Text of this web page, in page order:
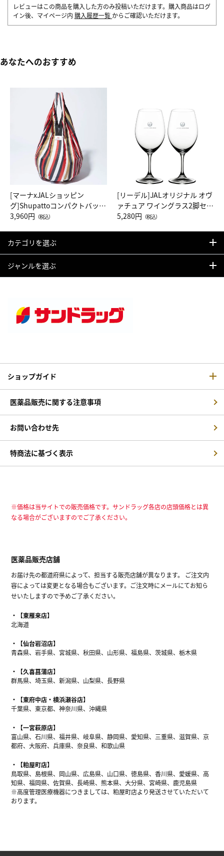
レビューはこの商品を購入した方のみ投稿いただけます。購入商品はログ
イン後、マイページ内 購入履歴一覧 からご確認いただけます。
あなたへのおすすめ
[マーナxJALショッピン
グ]Shupattoコンパクトバッグ
Drop JAL客室乗務員（LC）ス
3,960円 （税込）
[リーデル]JALオリジナル オヴ
ァチュア ワイングラス2脚セッ
ト（レッドワイン）
5,280円 （税込）
カテゴリを選ぶ
ジャンルを選ぶ
ショップガイド
医薬品販売に関する注意事項
お問い合わせ先
特商法に基づく表示
※価格は当サイトでの販売価格です。サンドラッグ各店の店頭価格とは異
なる場合がございますのでご了承ください。
医薬品販売店舗
お届け先の都道府県によって、担当する販売店舗が異なります。 ご注文内
容によっては変更となる場合もございます。ご注文時にメールにてお知ら
せいたしますので予めご了承ください。
【東雁来店】
北海道
【仙台岩沼店】
青森県、岩手県、宮城県、秋田県、山形県、福島県、茨城県、栃木県
【久喜菖蒲店】
群馬県、埼玉県、新潟県、山梨県、長野県
【東府中店・横浜瀬谷店】
千葉県、東京都、神奈川県、沖縄県
【一宮萩原店】
富山県、石川県、福井県、岐阜県、静岡県、愛知県、三重県、滋賀県、京
都府、大阪府、兵庫県、奈良県、和歌山県
【粕屋町店】
鳥取県、島根県、岡山県、広島県、山口県、徳島県、香川県、愛媛県、高
知県、福岡県、佐賀県、長崎県、熊本県、大分県、宮崎県、鹿児島県
※高度管理医療機器につきましては、粕屋町店より発送させていただいて
おります。